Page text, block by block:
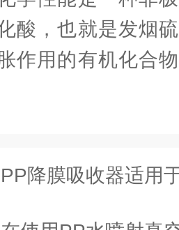
酸，也就是发烟
作用的有机化合
PP降膜吸收器适用于